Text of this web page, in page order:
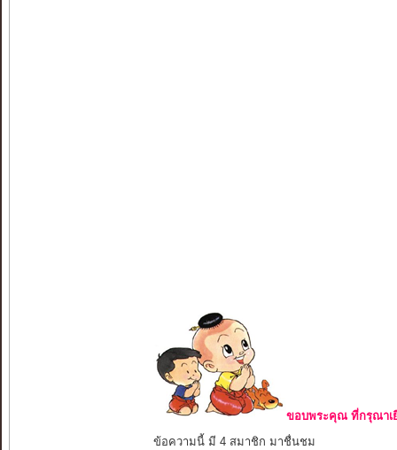
ขอบพระคุณ ที่กรุณาเ
ข้อความนี้ มี 4 สมาชิก มาชื่นชม